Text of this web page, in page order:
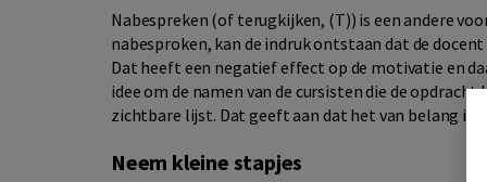
Nabespreken (of terugkijken, (T)) is een andere
nabesproken, kan de indruk ontstaan dat de
Dat heeft een negatief effect op de motivatie en
idee om de namen van de cursisten die de
zichtbare lijst. Dat geeft aan dat het van belang is
Neem kleine stapjes